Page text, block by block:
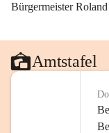
Bürgermeister
Amtstafel